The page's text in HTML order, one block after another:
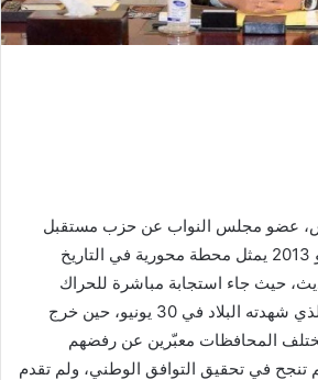
عضو مجلس النواب عن حزب مستقبل
وطن، إن خطاب 3 يوليو 2013 يمثل محطة محورية في التاريخ
حيث جاء استجابة مباشرة للحراك
الشعبي غير المسبوق الذي شهدته البلاد في 30 يونيو، حين خرج
المحافظات معبّرين عن رفضهم
تنجح في تحقيق التوافق الوطني، ولم تقدم